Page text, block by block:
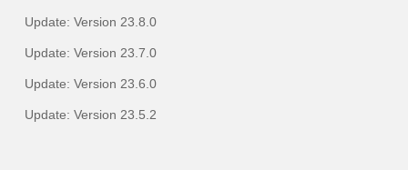
Update: Version 23.8.0
Update: Version 23.7.0
Update: Version 23.6.0
Update: Version 23.5.2